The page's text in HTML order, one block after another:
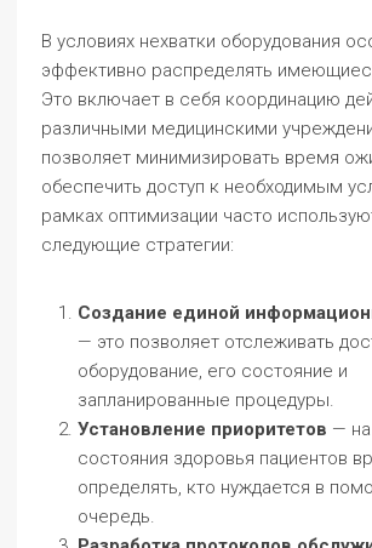
В условиях нехватки оборудования
эффективно распределять
Это включает в себя координацию
различными медицинскими
позволяет минимизировать время
обеспечить доступ к необходимым
рамках оптимизации часто
следующие стратегии:
Создание единой
— это позволяет отслеживать
оборудование, его состояние и
запланированные процедуры.
Установление приоритетов —
состояния здоровья пациентов
определять, кто нуждается в
очередь.